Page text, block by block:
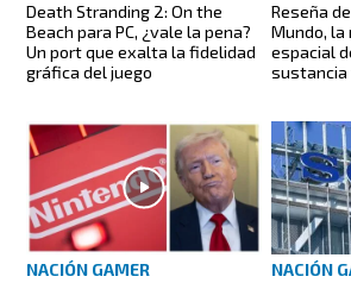
Death Stranding 2: On the
Beach para PC, ¿vale la pena?
Un port que exalta la fidelidad
gráfica del juego
Reseña
Mundo, la
espacial
sustancia
NACIÓN GAMER
NACIÓN